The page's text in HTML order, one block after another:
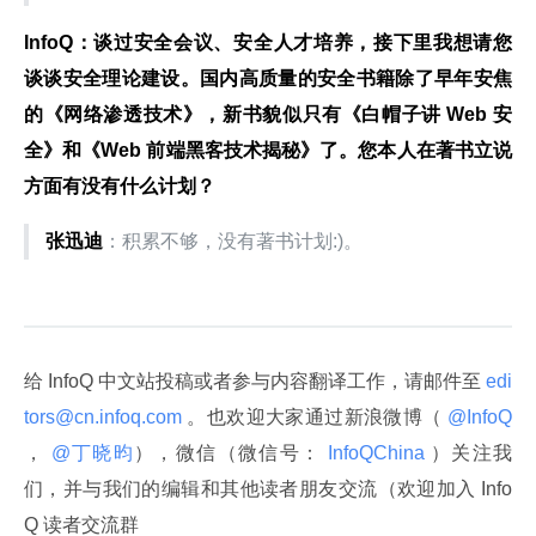
InfoQ：谈过安全会议、安全人才培养，接下里我想请您
谈谈安全理论建设。国内高质量的安全书籍除了早年安焦
的《网络渗透技术》，新书貌似只有《白帽子讲 Web 安
全》和《Web 前端黑客技术揭秘》了。您本人在著书立说
方面有没有什么计划？
张迅迪 ：积累不够，没有著书计划:)。
给 InfoQ 中文站投稿或者参与内容翻译工作，请邮件至 edi
tors@cn.infoq.com 。也欢迎大家通过新浪微博（
，
@丁晓昀 ），微信（微信号： InfoQChina ）关注我
们，并与我们的编辑和其他读者朋友交流（欢迎加入 Info
Q 读者交流群